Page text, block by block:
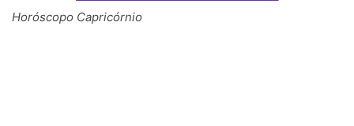
Horóscopo Capricórnio